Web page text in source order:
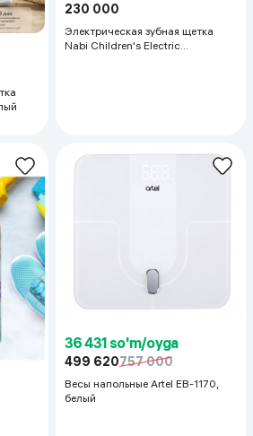
230 000
Электрическая зубная щетка
Nabi Children's Electric
36 431 so'm/oyga
499 620757 000
Весы напольные Artel EB-1170,
белый